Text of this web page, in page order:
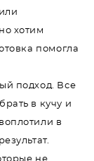
хотим
помогла
подход. Все
в кучу и
в
не